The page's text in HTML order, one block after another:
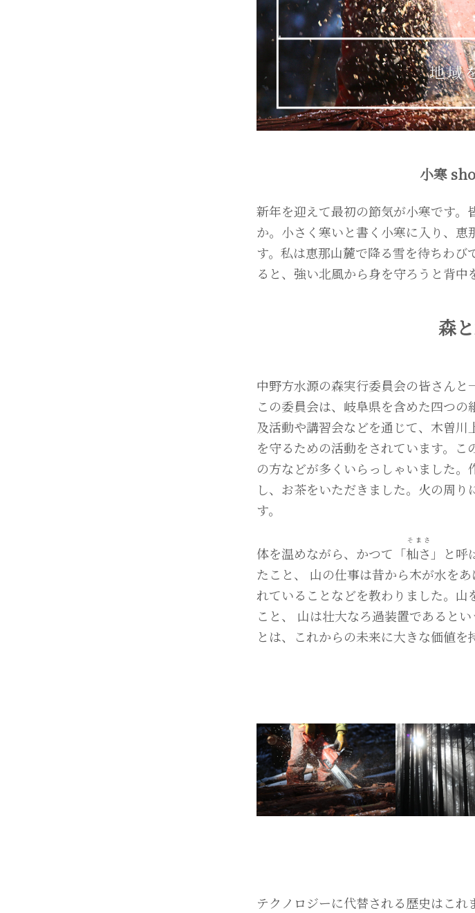
小寒
新年を迎えて最初の節気が小寒です。
か。小さく寒いと書く小寒に入り、
す。私は恵那山麓で降る雪を待ちわ
ると、強い北風から身を守ろうと背中
森
中野方水源の森実行委員会の皆さんと
この委員会は、岐阜県を含めた四つ
及活動や講習会などを通じて、木曽
を守るための活動をされています。
の方などが多くいらっしゃいました
し、お茶をいただきました。火の周
す。
体を温めながら、かつて「杣さ
そまさ
」と呼
たこと、 山の仕事は昔から木が水を
れていることなどを教わりました。山
こと、 山は壮大なろ過装置であると
とは、これからの未来に大きな価値を
テクノロジーに代替される歴史はこ